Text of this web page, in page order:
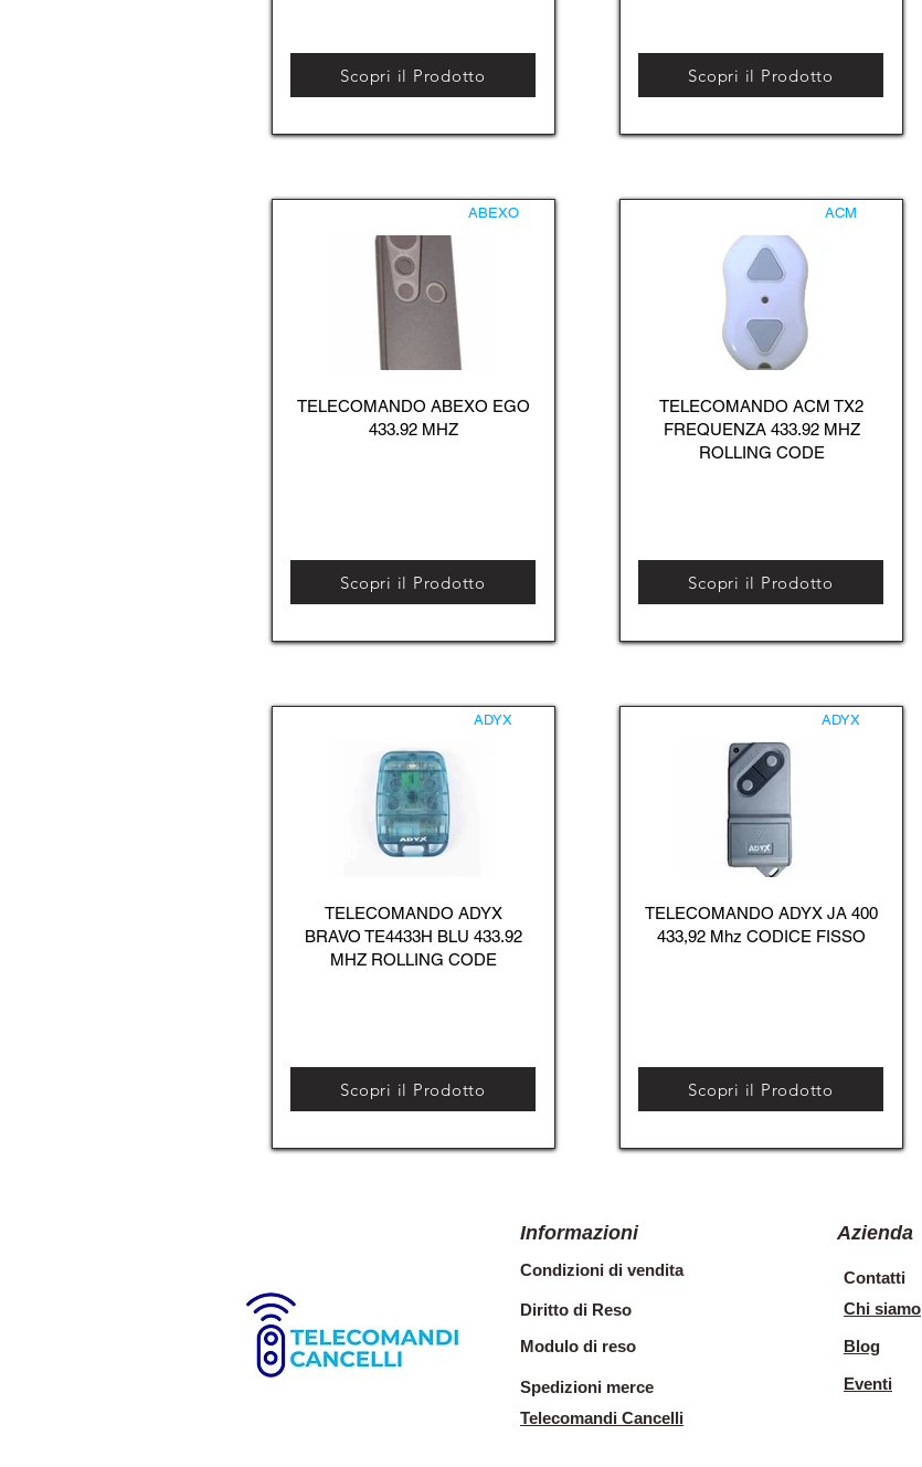
Scopri il Prodotto
ABEXO
TELECOMANDO ABEXO EGO
433.92 MHZ
Scopri il Prodotto
ADYX
TELECOMANDO ADYX
BRAVO TE4433H BLU 433.92
MHZ ROLLING CODE
Scopri il Prodotto
Scopri il Prodotto
ACM
TELECOMANDO ACM TX2
FREQUENZA 433.92 MHZ
ROLLING CODE
Scopri il Prodotto
ADYX
TELECOMANDO ADYX JA 400
433,92 Mhz CODICE FISSO
Scopri il Prodotto
Informazioni
Condizioni di vendita
Diritto di Reso
Modulo di reso
Spedizioni merce
Telecomandi Cancelli
Azienda
Contatti
Chi siamo
Blog
Eventi